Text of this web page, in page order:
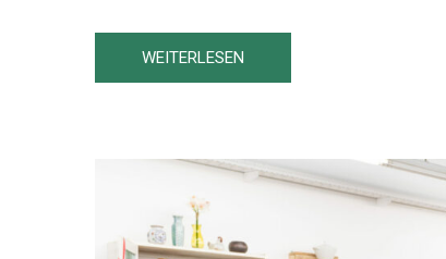
WEITERLESEN